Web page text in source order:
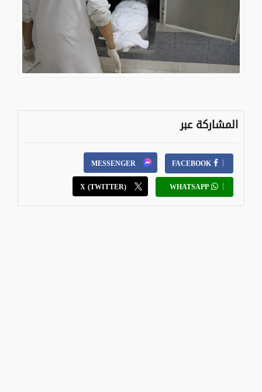
المشاركة عبر
FACEBOOK
MESSENGER
WHATSAPP
X (TWITTER)